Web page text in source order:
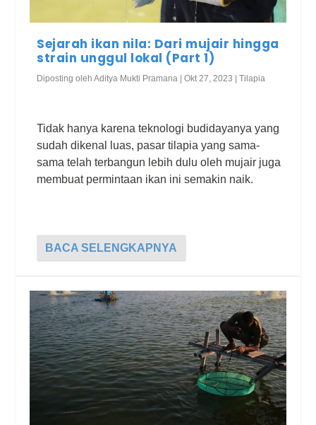
Sejarah ikan nila: Dari mujair hingga
strain unggul lokal (Part 1)
Diposting olehAditya Mukti Pramana |Okt 27, 2023 |Tilapia
Tidak hanya karena teknologi budidayanya yang
sudah dikenal luas, pasar tilapia yang sama-
sama telah terbangun lebih dulu oleh mujair juga
membuat permintaan ikan ini semakin naik.
BACA SELENGKAPNYA